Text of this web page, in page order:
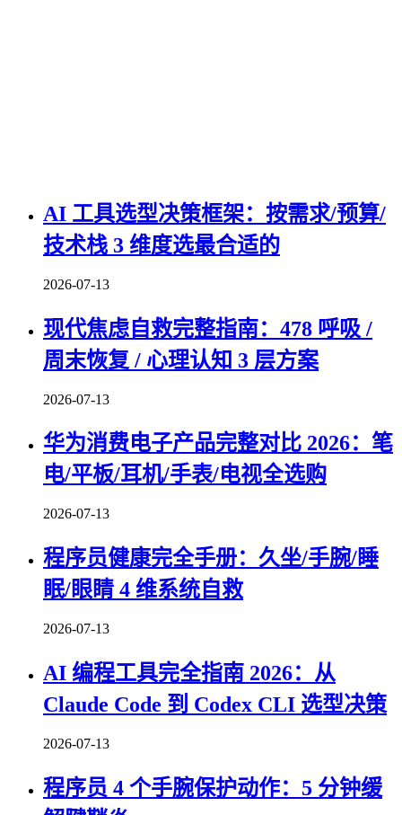
AI 工具选型决策框架：按需求/预算/
技术栈 3 维度选最合适的
2026-07-13
现代焦虑自救完整指南：478 呼吸 /
周末恢复 / 心理认知 3 层方案
2026-07-13
华为消费电子产品完整对比 2026：笔
电/平板/耳机/手表/电视全选购
2026-07-13
程序员健康完全手册：久坐/手腕/睡
眠/眼睛 4 维系统自救
2026-07-13
AI 编程工具完全指南 2026：从
Claude Code 到 Codex CLI 选型决策
2026-07-13
程序员 4 个手腕保护动作：5 分钟缓